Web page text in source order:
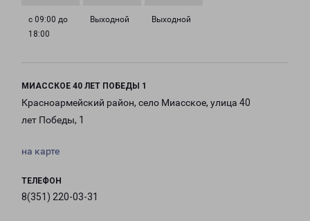
с 09:00 до
18:00
Выходной Выходной
МИАССКОЕ 40 ЛЕТ ПОБЕДЫ 1
Красноармейский район, село Миасское, улица 40
лет Победы, 1
на карте
ТЕЛЕФОН
8(351) 220-03-31